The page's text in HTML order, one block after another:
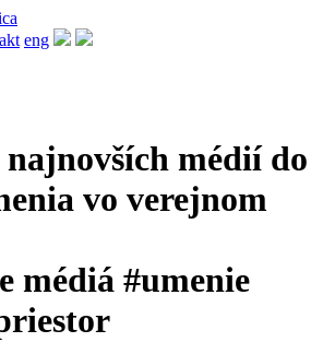
eng
médií do
vo verejnom
médiá #umenie